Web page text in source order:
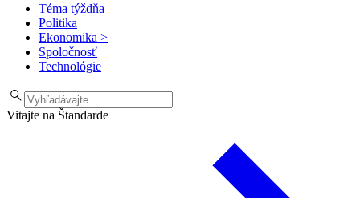
Téma týždňa
Politika
Ekonomika >
Spoločnosť
Technológie
Vitajte na Štandarde